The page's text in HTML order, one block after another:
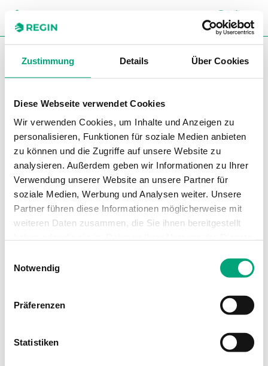
Zustimmung Details Über Cookies
Diese Webseite verwendet Cookies
Wir verwenden Cookies, um Inhalte und Anzeigen zu
personalisieren, Funktionen für soziale Medien anbieten
zu können und die Zugriffe auf unsere Website zu
analysieren. Außerdem geben wir Informationen zu Ihrer
Verwendung unserer Website an unsere Partner für
soziale Medien, Werbung und Analysen weiter. Unsere
Partner führen diese Informationen möglicherweise mit
weiteren Daten zusammen, die Sie ihnen bereitgestellt
Notwendig
Präferenzen
Statistiken
You are here:
Regin Produkte Kompaktregler
Regler für
Zubehör Regler für
Elektroheizung
Filter
Unsere Produkte
PULSER-ADD